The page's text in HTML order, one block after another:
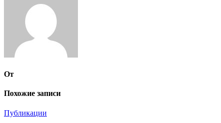
От
Похожие записи
Публикации